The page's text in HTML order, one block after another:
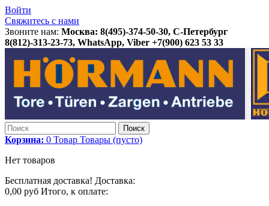
Войти
Свяжитесь с нами
Звоните нам: Москва: 8(495)-374-50-30, С-Петербург
8(812)-313-23-73, WhatsApp, Viber +7(900) 623 53 33
Поиск
Корзина: 0 Товар Товары (пусто)
Нет товаров
Бесплатная доставка! Доставка:
0,00 руб Итого, к оплате: